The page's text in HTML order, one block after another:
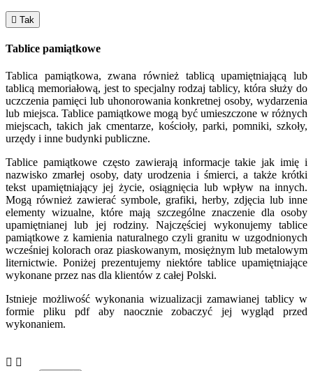
 Tak
Tablice pamiątkowe
Tablica pamiątkowa, zwana również tablicą upamiętniającą lub
tablicą memoriałową, jest to specjalny rodzaj tablicy, która służy do
uczczenia pamięci lub uhonorowania konkretnej osoby, wydarzenia
lub miejsca. Tablice pamiątkowe mogą być umieszczone w różnych
miejscach, takich jak cmentarze, kościoły, parki, pomniki, szkoły,
urzędy i inne budynki publiczne.
Tablice pamiątkowe często zawierają informacje takie jak imię i
nazwisko zmarłej osoby, daty urodzenia i śmierci, a także krótki
tekst upamiętniający jej życie, osiągnięcia lub wpływ na innych.
Mogą również zawierać symbole, grafiki, herby, zdjęcia lub inne
elementy wizualne, które mają szczególne znaczenie dla osoby
upamiętnianej lub jej rodziny. Najczęściej wykonujemy tablice
pamiątkowe z kamienia naturalnego czyli granitu w uzgodnionych
wcześniej kolorach oraz piaskowanym, mosiężnym lub metalowym
liternictwie. Poniżej prezentujemy niektóre tablice upamiętniające
wykonane przez nas dla klientów z całej Polski.
Istnieje możliwość wykonania wizualizacji zamawianej tablicy w
formie pliku pdf aby naocznie zobaczyć jej wygląd przed
wykonaniem.
 